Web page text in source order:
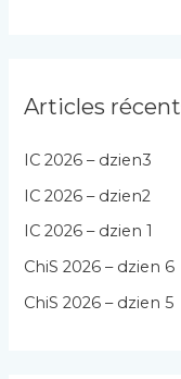
Articles
IC 2026 – dzien3
IC 2026 – dzien2
IC 2026 – dzien 1
ChiS 2026 – dzien 6
ChiS 2026 – dzien 5